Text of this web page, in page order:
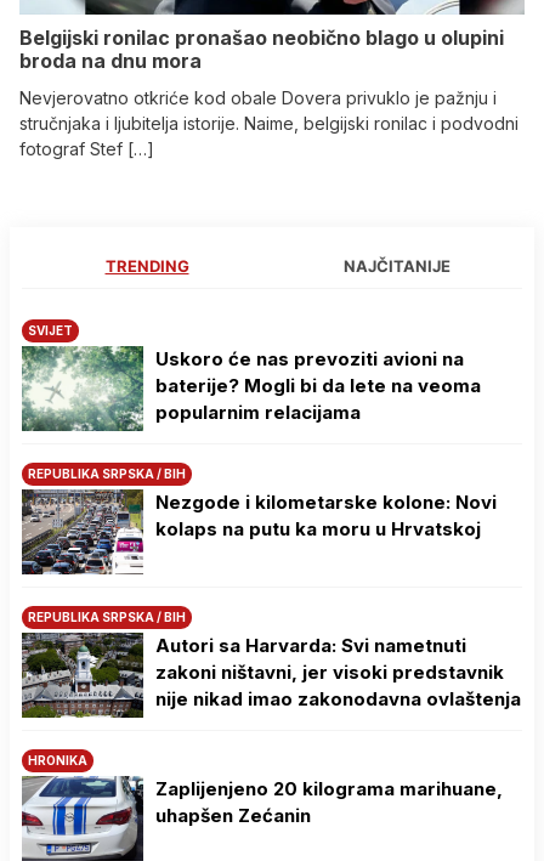
Belgijski ronilac pronašao neobično blago u olupini
broda na dnu mora
Nevjerovatno otkriće kod obale Dovera privuklo je pažnju i
stručnjaka i ljubitelja istorije. Naime, belgijski ronilac i podvodni
fotograf Stef […]
TRENDING NAJČITANIJE
SVIJET
Uskoro će nas prevoziti avioni na
baterije? Mogli bi da lete na veoma
popularnim relacijama
REPUBLIKA SRPSKA / BIH
Nezgode i kilometarske kolone: Novi
kolaps na putu ka moru u Hrvatskoj
REPUBLIKA SRPSKA / BIH
Autori sa Harvarda: Svi nametnuti
zakoni ništavni, jer visoki predstavnik
nije nikad imao zakonodavna ovlaštenja
HRONIKA
Zaplijenjeno 20 kilograma marihuane,
uhapšen Zećanin